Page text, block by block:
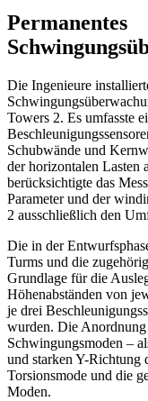
Permanentes
Die Ingenieure
Towers 2. Es umfasste
Schubwände und
der horizontalen Lasten
berücksichtigte das
Parameter und der
2 ausschließlich den
Die in der
Turms und die
Grundlage für die
Höhenabständen von
je drei
wurden. Die
Schwingungsmoden –
und starken Y-Richtung
Torsionsmode und die
Moden.